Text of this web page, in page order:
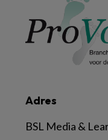
Adres
BSL Media &